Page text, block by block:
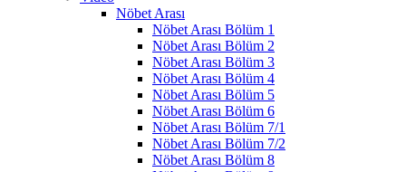
Nöbet Arası
Nöbet Arası Bölüm 1
Nöbet Arası Bölüm 2
Nöbet Arası Bölüm 3
Nöbet Arası Bölüm 4
Nöbet Arası Bölüm 5
Nöbet Arası Bölüm 6
Nöbet Arası Bölüm 7/1
Nöbet Arası Bölüm 7/2
Nöbet Arası Bölüm 8